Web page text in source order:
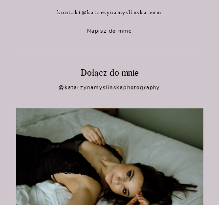
kontakt@katarzynamyslinska.com
Napisz do mnie
Dołącz do mnie
@katarzynamyslinskaphotography